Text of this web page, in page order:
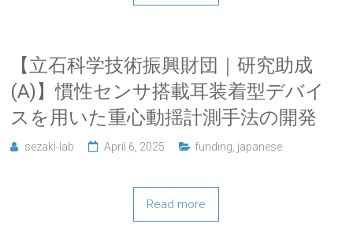
【立石科学技術振興財団｜研究助成
(A)】慣性センサ搭載耳装着型デバイ
スを用いた重心動揺計測手法の開発
sezaki-lab April 6, 2025 funding japanese
Read more